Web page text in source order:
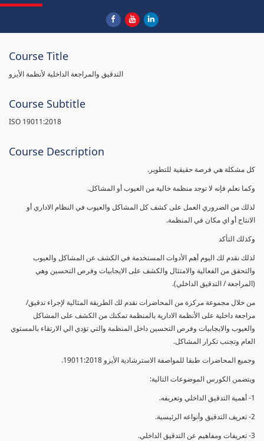
Course Title
التدقيق والمراجعة الداخلية لأنظمة الأيزو
Course Subtitle
ISO 19011:2018
Course Description
كل مشكلة هي فرصة حقيقية للتطوير.
وكما نعلم فإنه لا توجد منظمة خالية من العيوب أو المشاكل.
لذلك من الضروري العمل على كشف كل المشاكل والعيوب في النظام الاداري أو
الانتاج أو اي مكان في المنظمة.
وكذلك التأكد
لذلك نقدم لك اليوم أهم الأدوات المستخدمة في الكشف عن المشاكل والعيوب
والتحقق من الفعالية والامتثال والكشف على الايجابيات وفرص التحسين وهي
(المراجعة / التدقيق الداخلي).
من خلال مجموعة مركزة من المحاضرات نقدم لك الطريقة المثالية لإجراء تدقيق/
مراجعة داخلية على الأنظمة الادارية بالمنظمة تمكنك من الكشف على المشاكل
والعيوب والايجابيات وفرص التحسين داخل المنظمة والتي تؤدي الي الارتقاء بالمستوي
العام وتجنب تكرار المشاكل.
وجميع المحاضرات طبقا للمواصفة الاسترشادية الأيزو 19011:2018.
ويتضمن الكورس الموضوعات التالية:
1- أهمية التدقيق الداخلي وتعريفه.
2- تعريف التدقيق وأنواعه الرئيسية.
3- تعريفات ومفاهيم عن التدقيق الداخلي.